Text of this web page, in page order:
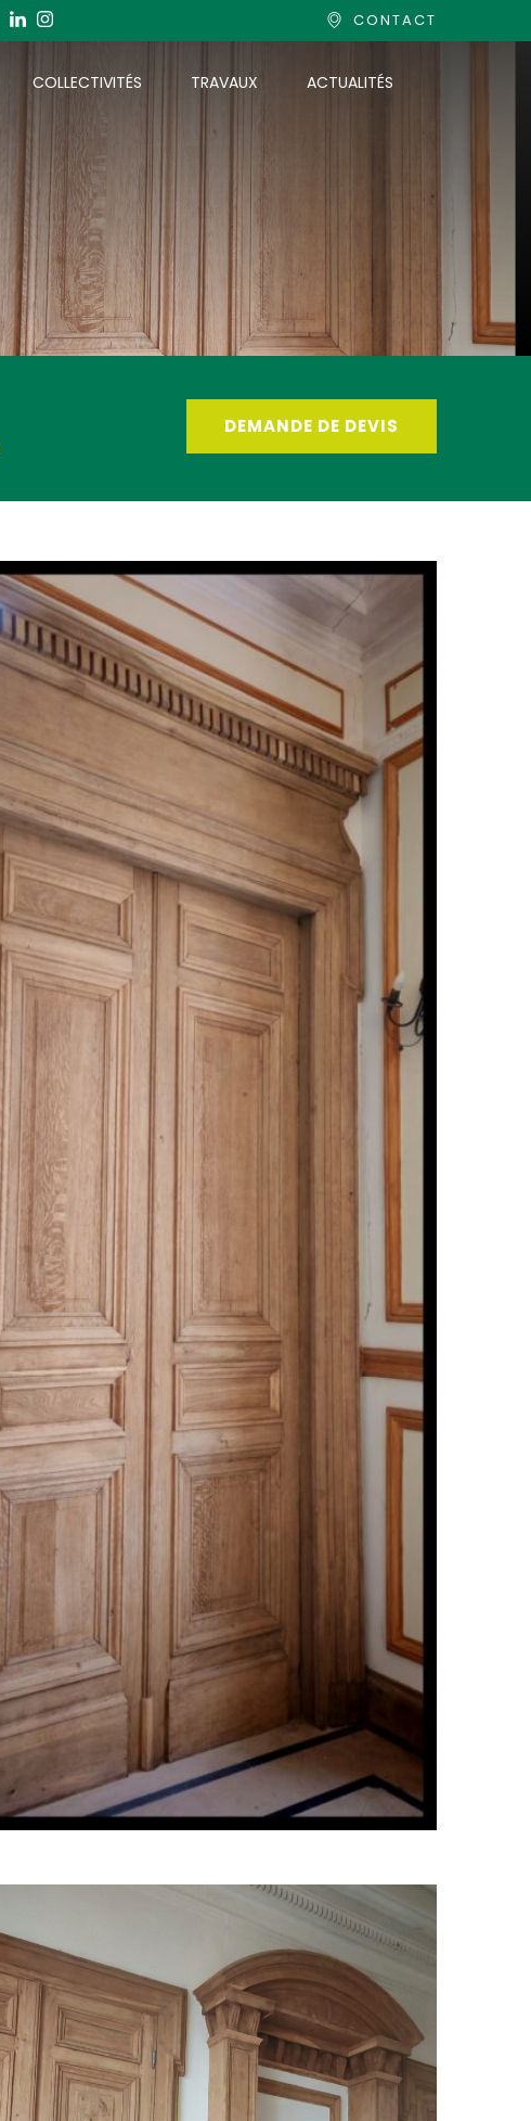
CONTACT
COLLECTIVITÉS TRAVAUX ACTUALITÉS
DEMANDE DE DEVIS